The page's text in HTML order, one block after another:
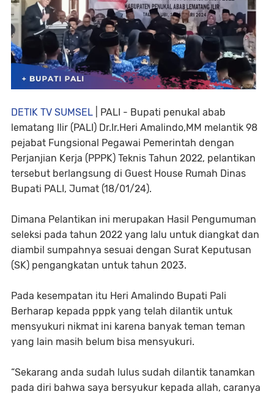
DETIK TV SUMSEL | PALI - Bupati penukal abab
lematang Ilir (PALI) Dr.Ir.Heri Amalindo,MM melantik 98
pejabat Fungsional Pegawai Pemerintah dengan
Perjanjian Kerja (PPPK) Teknis Tahun 2022, pelantikan
tersebut berlangsung di Guest House Rumah Dinas
Bupati PALI, Jumat (18/01/24).
Dimana Pelantikan ini merupakan Hasil Pengumuman
seleksi pada tahun 2022 yang lalu untuk diangkat dan
diambil sumpahnya sesuai dengan Surat Keputusan
(SK) pengangkatan untuk tahun 2023.
Pada kesempatan itu Heri Amalindo Bupati Pali
Berharap kepada pppk yang telah dilantik untuk
mensyukuri nikmat ini karena banyak teman teman
yang lain masih belum bisa mensyukuri.
“Sekarang anda sudah lulus sudah dilantik tanamkan
pada diri bahwa saya bersyukur kepada allah, caranya